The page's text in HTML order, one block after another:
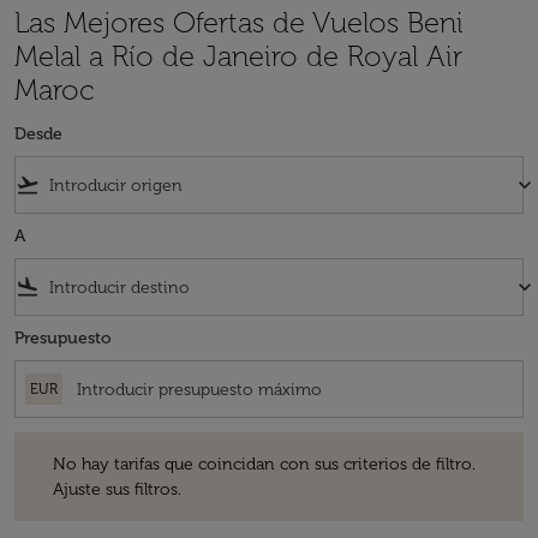
Las Mejores Ofertas de Vuelos Beni
Melal a Río de Janeiro de Royal Air
Maroc
Desde
flight_takeoff keyboard_arrow_down
A
flight_land keyboard_arrow_down
Presupuesto
EUR
No hay tarifas que coincidan con sus criterios de filtro.
Ajuste sus filtros.